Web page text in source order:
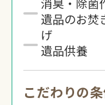
遺品のお焚
げ
遺品供養
こだわりの